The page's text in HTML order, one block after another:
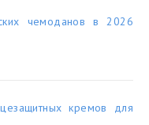
чемоданов в 2026
кремов для